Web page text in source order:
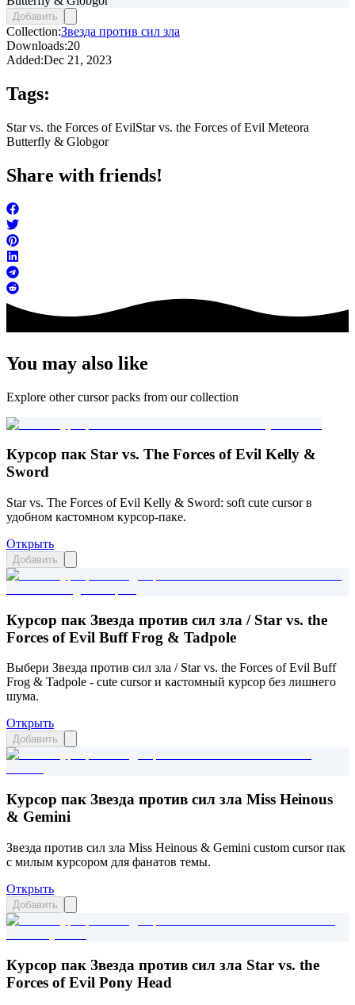
Добавить
Collection:Звезда против сил зла
Downloads:20
Added:Dec 21, 2023
Tags:
Star vs. the Forces of EvilStar vs. the Forces of Evil Meteora
Butterfly & Globgor
Share with friends!
You may also like
Explore other cursor packs from our collection
Курсор пак Star vs. The Forces of Evil Kelly &
Sword
Star vs. The Forces of Evil Kelly & Sword: soft cute cursor в
удобном кастомном курсор-паке.
Открыть
Добавить
Курсор пак Звезда против сил зла / Star vs. the
Forces of Evil Buff Frog & Tadpole
Выбери Звезда против сил зла / Star vs. the Forces of Evil Buff
Frog & Tadpole - cute cursor и кастомный курсор без лишнего
шума.
Открыть
Добавить
Курсор пак Звезда против сил зла Miss Heinous
& Gemini
Звезда против сил зла Miss Heinous & Gemini custom cursor пак
с милым курсором для фанатов темы.
Открыть
Добавить
Курсор пак Звезда против сил зла Star vs. the
Forces of Evil Pony Head